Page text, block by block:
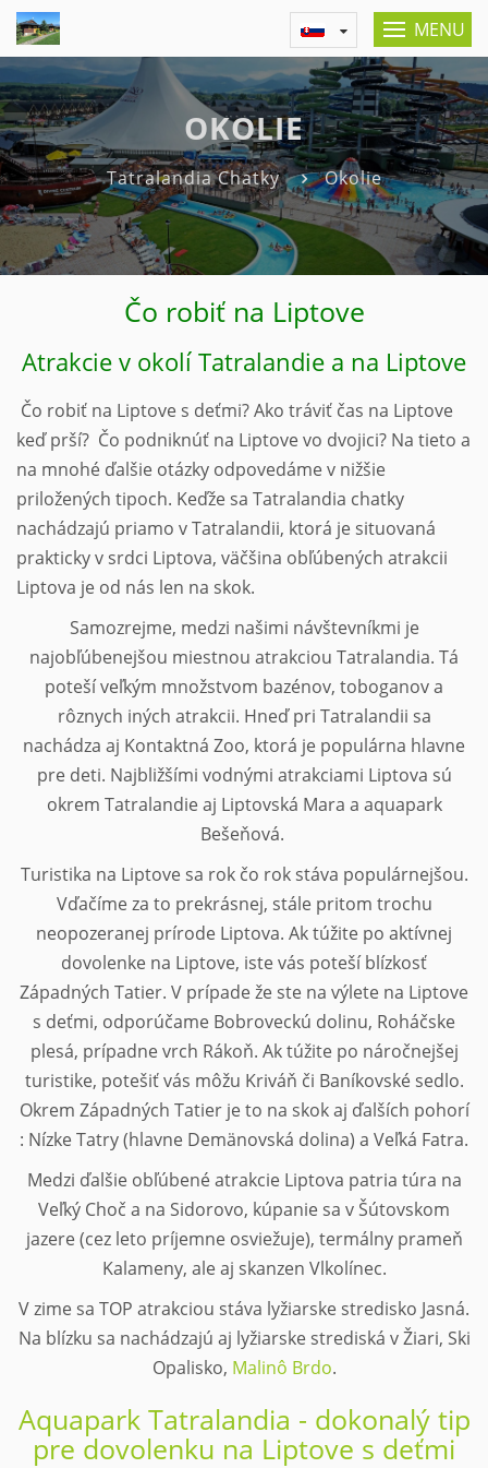
MENU
OKOLIE
Tatralandia Chatky Okolie
Čo robiť na Liptove
Atrakcie v okolí Tatralandie a na Liptove
Čo robiť na Liptove s deťmi? Ako tráviť čas na Liptove
keď prší? Čo podniknúť na Liptove vo dvojici? Na tieto a
na mnohé ďalšie otázky odpovedáme v nižšie
priložených tipoch. Keďže sa Tatralandia chatky
nachádzajú priamo v Tatralandii, ktorá je situovaná
prakticky v srdci Liptova, väčšina obľúbených atrakcii
Liptova je od nás len na skok.
Samozrejme, medzi našimi návštevníkmi je
najobľúbenejšou miestnou atrakciou Tatralandia. Tá
poteší veľkým množstvom bazénov, toboganov a
rôznych iných atrakcii. Hneď pri Tatralandii sa
nachádza aj Kontaktná Zoo, ktorá je populárna hlavne
pre deti. Najbližšími vodnými atrakciami Liptova sú
okrem Tatralandie aj Liptovská Mara a aquapark
Bešeňová.
Turistika na Liptove sa rok čo rok stáva populárnejšou.
Vďačíme za to prekrásnej, stále pritom trochu
neopozeranej prírode Liptova. Ak túžite po aktívnej
dovolenke na Liptove, iste vás poteší blízkosť
Západných Tatier. V prípade že ste na výlete na Liptove
s deťmi, odporúčame Bobroveckú dolinu, Roháčske
plesá, prípadne vrch Rákoň. Ak túžite po náročnejšej
turistike, potešiť vás môžu Kriváň či Baníkovské sedlo.
Okrem Západných Tatier je to na skok aj ďalších pohorí
: Nízke Tatry (hlavne Demänovská dolina) a Veľká Fatra.
Medzi ďalšie obľúbené atrakcie Liptova patria túra na
Veľký Choč a na Sidorovo, kúpanie sa v Šútovskom
jazere (cez leto príjemne osviežuje), termálny prameň
Kalameny, ale aj skanzen Vlkolínec.
V zime sa TOP atrakciou stáva lyžiarske stredisko Jasná.
Na blízku sa nachádzajú aj lyžiarske strediská v Žiari, Ski
Opalisko, Malinô Brdo.
Aquapark Tatralandia - dokonalý tip
pre dovolenku na Liptove s deťmi